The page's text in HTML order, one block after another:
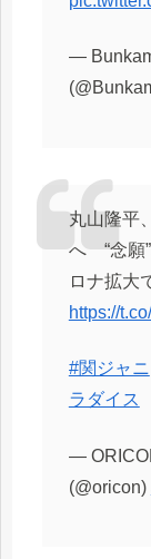
—
丸山隆平
へ “念願
ロナ拡大
https://
#関ジャニ
ラダイス
—
(@oricon)